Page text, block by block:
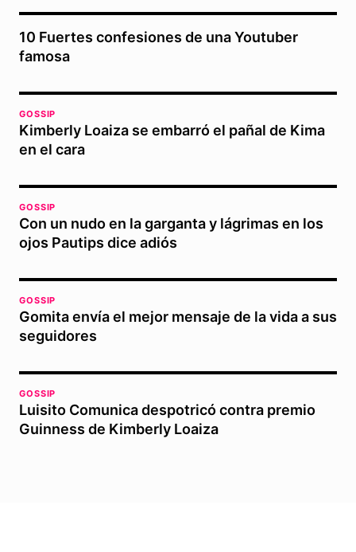
10 Fuertes confesiones de una Youtuber
famosa
GOSSIP
Kimberly Loaiza se embarró el pañal de Kima
en el cara
GOSSIP
Con un nudo en la garganta y lágrimas en los
ojos Pautips dice adiós
GOSSIP
Gomita envía el mejor mensaje de la vida a sus
seguidores
GOSSIP
Luisito Comunica despotricó contra premio
Guinness de Kimberly Loaiza